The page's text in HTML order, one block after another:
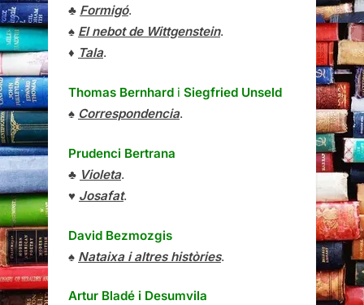
♣ Formigó.
♠ El nebot de Wittgenstein.
♦ Tala.
Thomas Bernhard i Siegfried Unseld
♠ Correspondencia.
Prudenci Bertrana
♣ Violeta.
♥ Josafat.
David Bezmozgis
♠ Nataixa i altres històries.
Artur Bladé i Desumvila